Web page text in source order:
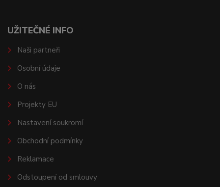
UŽITEČNÉ INFO
Naši partneři
Osobní údaje
O nás
Projekty EU
Nastavení soukromí
Obchodní podmínky
Reklamace
Odstoupení od smlouvy